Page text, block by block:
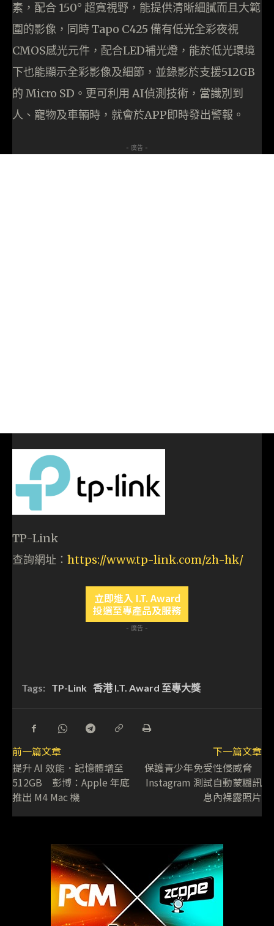
素，配合 150° 超寬視野，能提供清晰細膩而且大範
圍的影像，同時 Tapo C425 備有低光全彩夜視
CMOS感光元件，配合LED補光燈，能於低光環境
下也能顯示全彩影像及細節，並錄影於支援512GB
的 Micro SD。更可利用 AI偵測技術，當識別到
人、寵物及車輛時，就會於APP即時發出警報。
- 廣告 -
TP-Link
查詢網址： https://www.tp-link.com/zh-hk/
立即進入 I.T. Award
投選至專產品及服務
- 廣告 -
Tags: TP-Link 香港 I.T. Award 至專大獎
前一篇文章
提升 AI 效能．記憶體增至
512GB 彭博：Apple 年底
推出 M4 Mac 機
下一篇文章
保護青少年免受性侵威脅
Instagram 測試自動蒙糊訊
息內裸露照片